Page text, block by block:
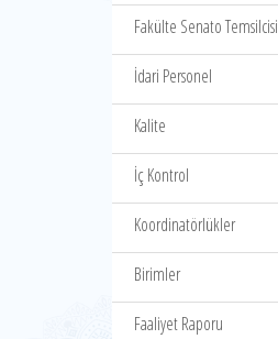
Fakülte Senato Temsilcisi
İdari Personel
Kalite
İç Kontrol
Koordinatörlükler
Birimler
Faaliyet Raporu